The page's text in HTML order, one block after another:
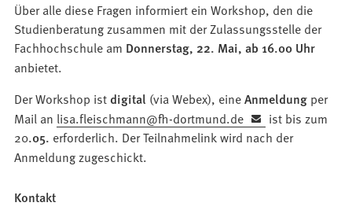
Über alle diese Fragen informiert ein Workshop, den die
Studienberatung zusammen mit der Zulassungsstelle der
Fachhochschule am Donnerstag, 22. Mai, ab 16.00 Uhr
anbietet.
Der Workshop ist digital (via Webex), eineAnmeldung per
Mail an lisa.fleischmann fh-dortmund de
ist bis zum
20.05. erforderlich. Der Teilnahmelink wird nach der
Anmeldung zugeschickt.
Kontakt